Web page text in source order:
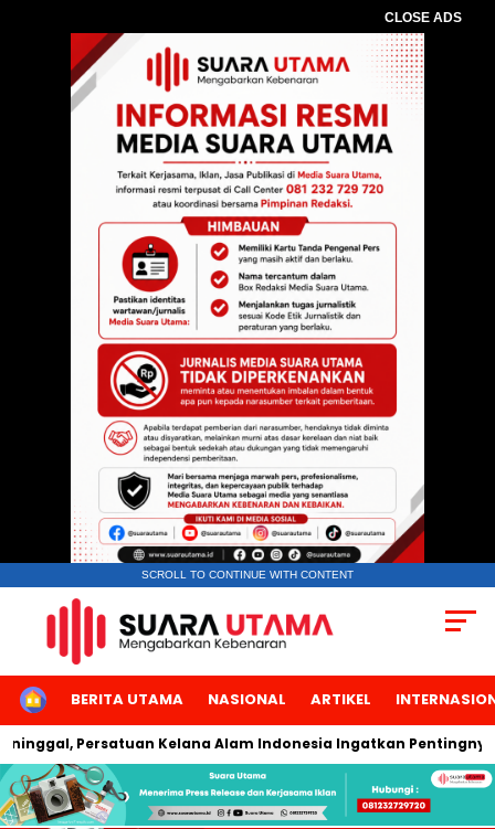
CLOSE ADS
SCROLL TO CONTINUE WITH CONTENT
HOMEBERITA UTAMA NASIONAL ARTIKEL
Persatuan Kelana Alam Indonesia Ingatkan Pentingnya